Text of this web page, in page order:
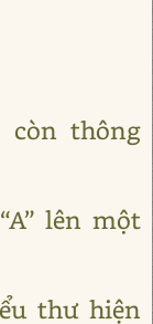
còn thông
lên một
thư hiện